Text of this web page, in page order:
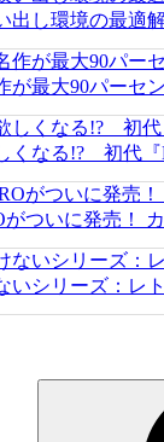
出し環境の最適
が最大90パーセ
くなる!? 初代『
がついに発売！
いシリーズ：レ